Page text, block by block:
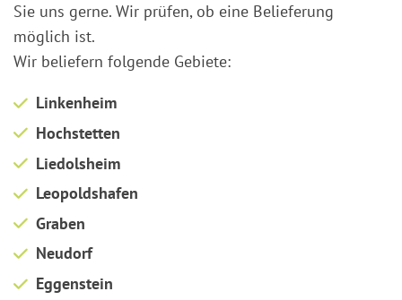
Sie uns gerne. Wir prüfen, ob eine Belieferung
möglich ist.
Wir beliefern folgende Gebiete:
Linkenheim
Hochstetten
Liedolsheim
Leopoldshafen
Graben
Neudorf
Eggenstein